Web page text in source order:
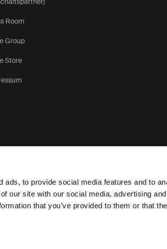
ads, to provide social media features and to
our site with our social media, advertising
that you’ve provided to them or that
Room
Group
Store
Datenschutzerklärung